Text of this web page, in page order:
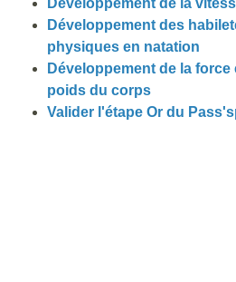
Développement des
physiques en natation
Développement de la
poids du corps
Valider l'étape Or du